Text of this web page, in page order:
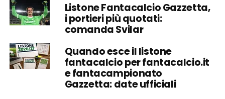
Listone Fantacalcio Gazzetta,
i portieri più quotati:
comanda Svilar
Quando esce il listone
fantacalcio per fantacalcio.it
e fantacampionato
Gazzetta: date ufficiali